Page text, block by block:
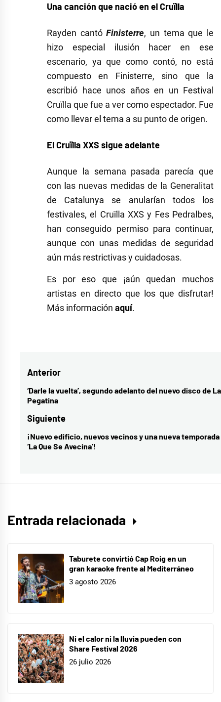
Una canción que nació en el Cruïlla
Rayden cantóFinisterre, un tema que le
hizo especial ilusión hacer en ese
escenario, ya que como contó, no está
compuesto en Finisterre, sino que la
escribió hace unos años en un Festival
Cruïlla que fue a ver como espectador. Fue
como llevar el tema a su punto de origen.
El Cruïlla XXS sigue adelante
Aunque la semana pasada parecía que
con las nuevas medidas de la Generalitat
de Catalunya se anularían todos los
festivales, el Cruïlla XXS y Fes Pedralbes,
han conseguido permiso para continuar,
aunque con unas medidas de seguridad
aún más restrictivas y cuidadosas.
Es por eso que ¡aún quedan muchos
artistas en directo que los que disfrutar!
Más información aquí.
confinamiento
coronavirus
Cruïlla
XXS,
Cruïlla
Matemática
carne ,
rayden,
seguridad
Navegación
de
entradas
Anterior
Entrada
anterior:
‘Darle la vuelta’, segundo adelanto del nuevo disco de La
Pegatina
Siguiente
Entrada
siguiente:
¡Nuevo edificio, nuevos vecinos y una nueva temporada
‘La Que Se Avecina’!
Entrada relacionada
Taburete convirtió Cap Roig en un
gran karaoke frente al Mediterráneo
3 agosto 2026
Ni el calor ni la lluvia pueden con
Share Festival 2026
26 julio 2026